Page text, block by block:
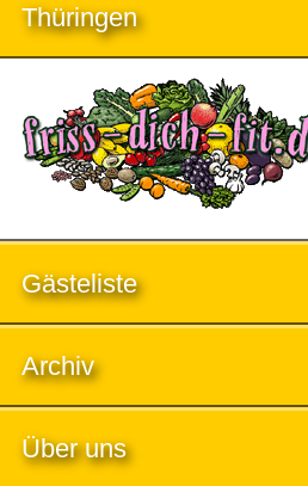
Thüringen
Gästeliste
Archiv
Über uns